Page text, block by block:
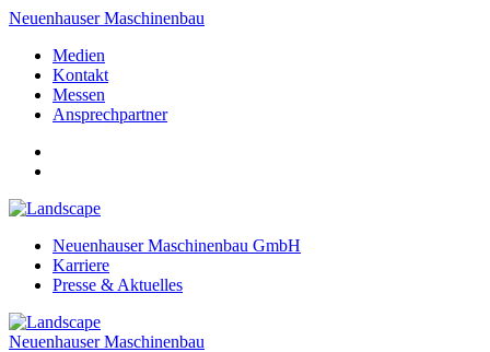
Neuenhauser Maschinenbau
Medien
Kontakt
Messen
Ansprechpartner
Neuenhauser Maschinenbau GmbH
Karriere
Presse & Aktuelles
Neuenhauser Maschinenbau